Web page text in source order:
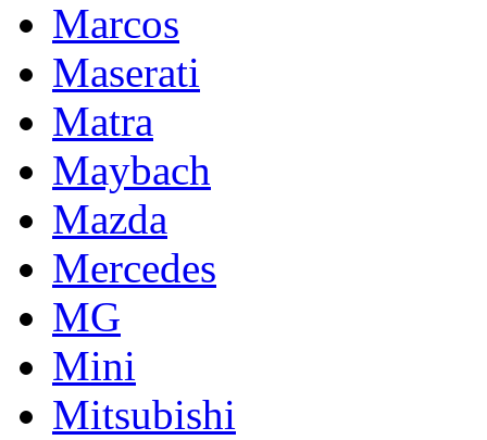
Marcos
Maserati
Matra
Maybach
Mazda
Mercedes
MG
Mini
Mitsubishi